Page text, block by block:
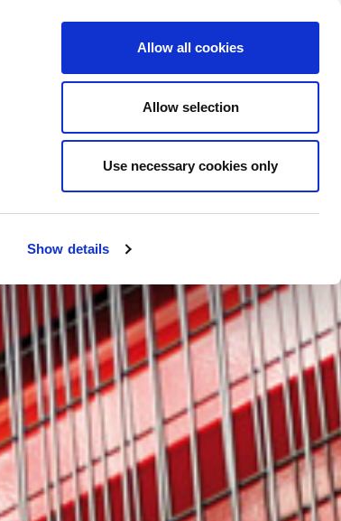
Show details
Allow all cookies
Allow selection
Use necessary cookies only
EVENEMENTS